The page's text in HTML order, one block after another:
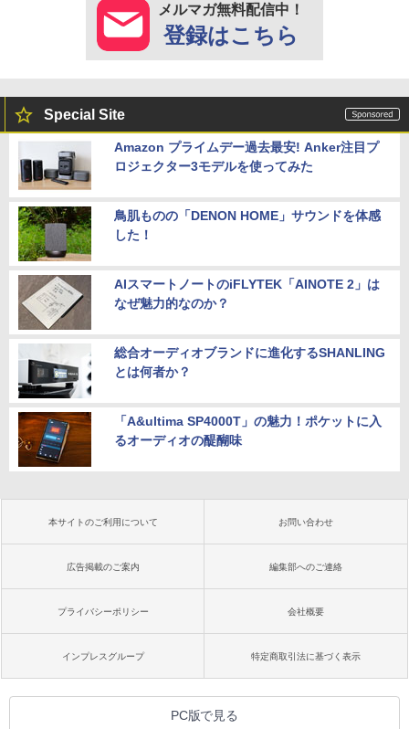
メルマガ無料配信中！
登録はこちら
Special Site
Amazon プライムデー過去最安! Anker注目プ
ロジェクター3モデルを使ってみた
鳥肌ものの「DENON HOME」サウンドを体感
した！
AIスマートノートのiFLYTEK「AINOTE 2」は
なぜ魅力的なのか？
総合オーディオブランドに進化するSHANLING
とは何者か？
「A&ultima SP4000T」の魅力！ポケットに入
るオーディオの醍醐味
本サイトのご利用について お問い合わせ
広告掲載のご案内 編集部へのご連絡
プライバシーポリシー 会社概要
インプレスグループ 特定商取引法に基づく表示
PC版で見る